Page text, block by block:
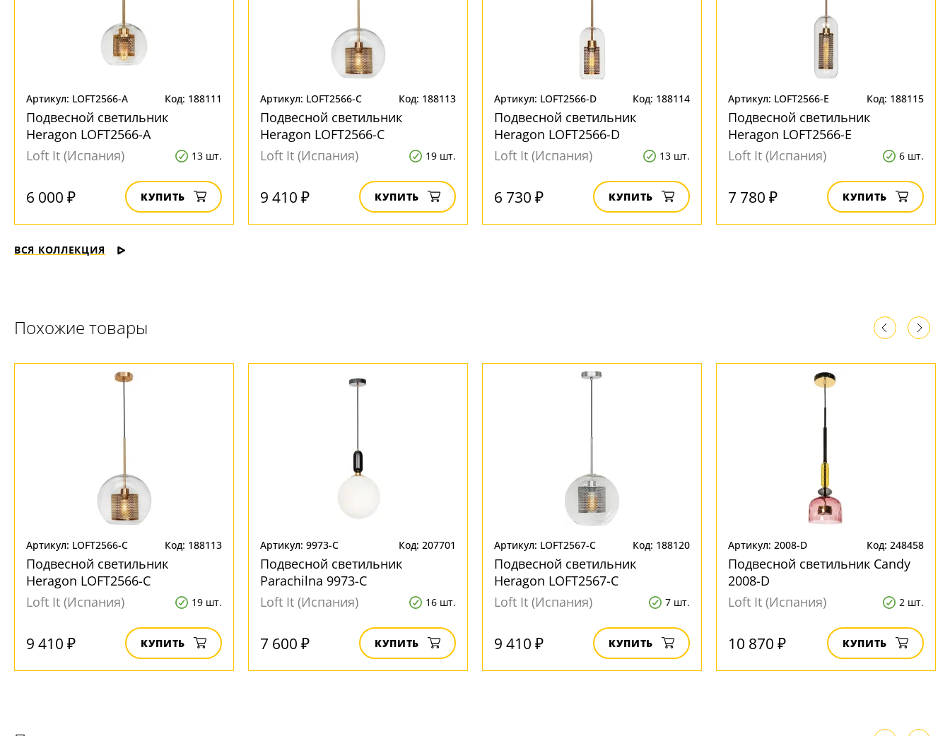
Артикул: LOFT2566-A Код: 188111
Подвесной светильник
Heragon LOFT2566-A
Loft It (Испания)
13 шт.
6 000 ₽ КУПИТЬ
Артикул: LOFT2566-C Код: 188113
Подвесной светильник
Heragon LOFT2566-C
Loft It (Испания)
19 шт.
9 410 ₽ КУПИТЬ
Артикул: LOFT2566-D Код: 188114
Подвесной светильник
Heragon LOFT2566-D
Loft It (Испания)
13 шт.
6 730 ₽ КУПИТЬ
Артикул: LOFT2566-E Код: 188115
Подвесной светильник
Heragon LOFT2566-E
Loft It (Испания)
6 шт.
7 780 ₽ КУПИТЬ
ВСЯ КОЛЛЕКЦИЯ
Похожие товары
Артикул: LOFT2566-C Код: 188113
Подвесной светильник
Heragon LOFT2566-C
Loft It (Испания)
19 шт.
9 410 ₽ КУПИТЬ
Артикул: 9973-C Код: 207701
Подвесной светильник
Parachilna 9973-C
Loft It (Испания)
16 шт.
7 600 ₽ КУПИТЬ
Артикул: LOFT2567-C Код: 188120
Подвесной светильник
Heragon LOFT2567-C
Loft It (Испания)
7 шт.
9 410 ₽ КУПИТЬ
Артикул: 2008-D Код: 248458
Подвесной светильник Candy
2008-D
Loft It (Испания)
2 шт.
10 870 ₽ КУПИТЬ